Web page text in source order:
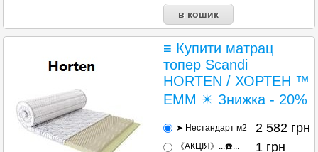
≡ Купити матрац
топер Scandi
HORTEN / ХОРТЕН ™
ЕММ ✴️ Знижка - 20%
➤ Нестандарт м2 2 582 грн
《АКЦІЯ》...☎️... 1 грн